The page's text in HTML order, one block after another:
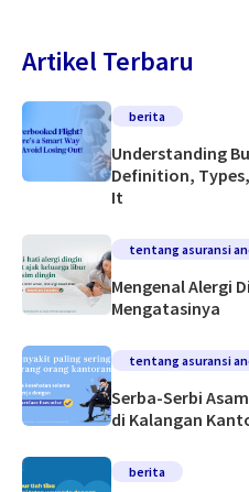
Artikel Terbaru
berita
Understanding
Definition,
It
tentang asuransi
Mengenal Alergi
Mengatasinya
tentang asuransi
Serba-Serbi
di Kalangan
berita